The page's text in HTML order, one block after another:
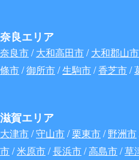
奈良エリア
奈良市/大和高田市/大和郡山市
條市/御所市/生駒市/香芝市/
滋賀エリア
大津市/守山市/栗東市/野洲市
市/米原市/長浜市/高島市/草